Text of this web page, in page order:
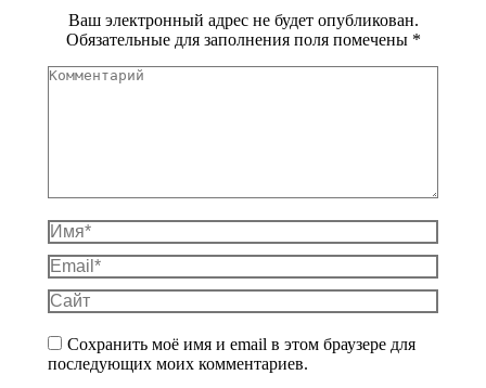
Ваш электронный адрес не будет опубликован.
Обязательные для заполнения поля помечены *
Комментарий
Имя *
Email *
Сайт
Сохранить моё имя и email в этом браузере для
последующих моих комментариев.